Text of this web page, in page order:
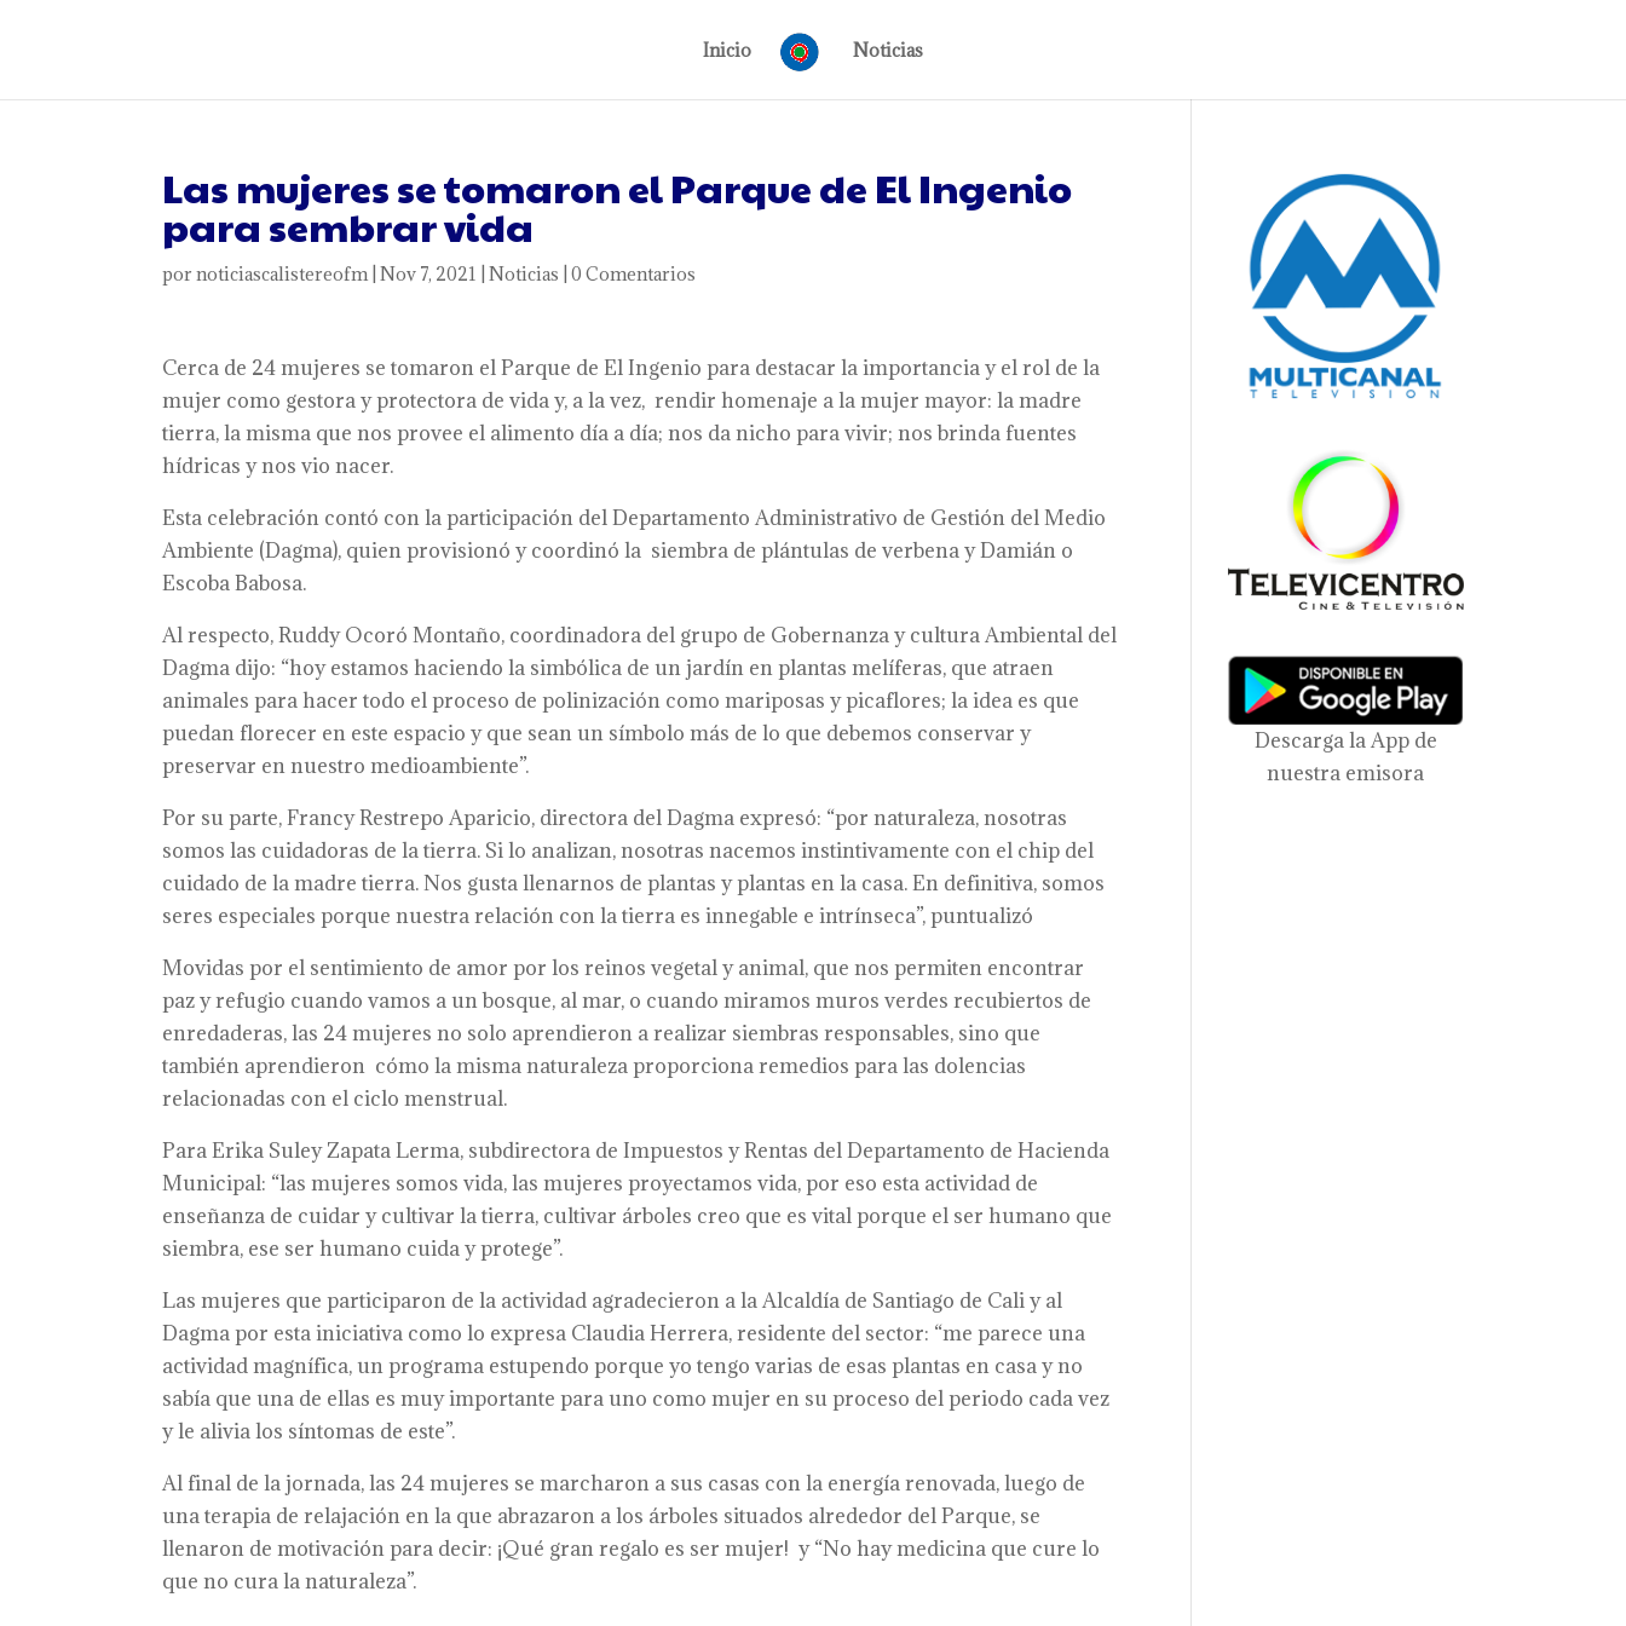
Inicio Noticias
Las mujeres se tomaron el Parque de El Ingenio
para sembrar vida
pornoticiascalistereofm|Nov 7, 2021 |Noticias |0 Comentarios
Cerca de 24 mujeres se tomaron el Parque de El Ingenio para destacar la importancia y el rol de la
mujer como gestora y protectora de vida y, a la vez, rendir homenaje a la mujer mayor: la madre
tierra, la misma que nos provee el alimento día a día; nos da nicho para vivir; nos brinda fuentes
hídricas y nos vio nacer.
Esta celebración contó con la participación del Departamento Administrativo de Gestión del Medio
Ambiente (Dagma), quien provisionó y coordinó la siembra de plántulas de verbena y Damián o
Escoba Babosa.
Al respecto, Ruddy Ocoró Montaño, coordinadora del grupo de Gobernanza y cultura Ambiental del
Dagma dijo: “hoy estamos haciendo la simbólica de un jardín en plantas melíferas, que atraen
animales para hacer todo el proceso de polinización como mariposas y picaflores; la idea es que
puedan florecer en este espacio y que sean un símbolo más de lo que debemos conservar y
preservar en nuestro medioambiente”.
Por su parte, Francy Restrepo Aparicio, directora del Dagma expresó: “por naturaleza, nosotras
somos las cuidadoras de la tierra. Si lo analizan, nosotras nacemos instintivamente con el chip del
cuidado de la madre tierra. Nos gusta llenarnos de plantas y plantas en la casa. En definitiva, somos
seres especiales porque nuestra relación con la tierra es innegable e intrínseca”, puntualizó
Movidas por el sentimiento de amor por los reinos vegetal y animal, que nos permiten encontrar
paz y refugio cuando vamos a un bosque, al mar, o cuando miramos muros verdes recubiertos de
enredaderas, las 24 mujeres no solo aprendieron a realizar siembras responsables, sino que
también aprendieron cómo la misma naturaleza proporciona remedios para las dolencias
relacionadas con el ciclo menstrual.
Para Erika Suley Zapata Lerma, subdirectora de Impuestos y Rentas del Departamento de Hacienda
Municipal: “las mujeres somos vida, las mujeres proyectamos vida, por eso esta actividad de
enseñanza de cuidar y cultivar la tierra, cultivar árboles creo que es vital porque el ser humano que
siembra, ese ser humano cuida y protege”.
Las mujeres que participaron de la actividad agradecieron a la Alcaldía de Santiago de Cali y al
Dagma por esta iniciativa como lo expresa Claudia Herrera, residente del sector: “me parece una
actividad magnífica, un programa estupendo porque yo tengo varias de esas plantas en casa y no
sabía que una de ellas es muy importante para uno como mujer en su proceso del periodo cada vez
y le alivia los síntomas de este”.
Al final de la jornada, las 24 mujeres se marcharon a sus casas con la energía renovada, luego de
una terapia de relajación en la que abrazaron a los árboles situados alrededor del Parque, se
llenaron de motivación para decir: ¡Qué gran regalo es ser mujer! y “No hay medicina que cure lo
que no cura la naturaleza”.
Descarga la App de
nuestra emisora